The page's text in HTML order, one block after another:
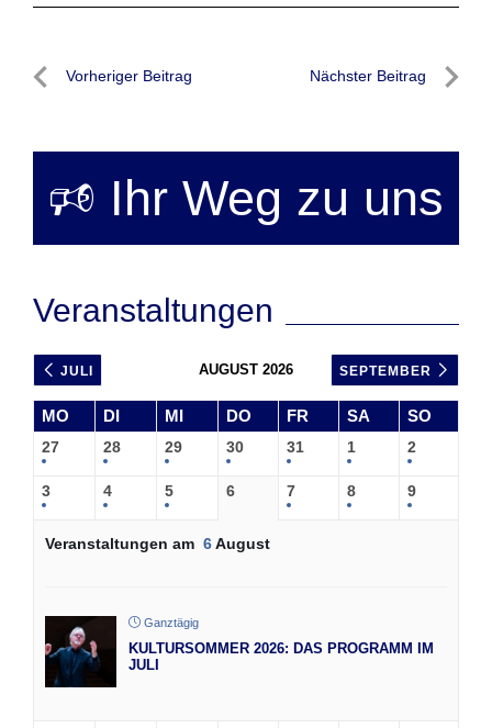
Beitragsnavigation
Vorheriger Beitrag Nächster Beitrag
🕫 Ihr Weg zu uns
Veranstaltungen
JULI AUGUST 2026 SEPTEMBER
MO DI MI DO FR SA SO
27 28 29 30 31 1 2
3 4 5 6 7 8 9
Veranstaltungen am 6August
Ganztägig
KULTURSOMMER 2026: DAS PROGRAMM IM
JULI